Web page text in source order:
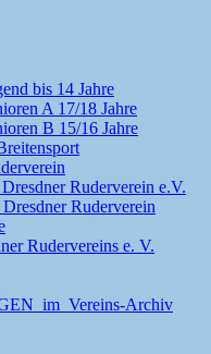
bis 14 Jahre
A 17/18 Jahre
B 15/16 Jahre
Ruderverein e.V.
Ruderverein
Rudervereins e. V.
im Vereins-Archiv